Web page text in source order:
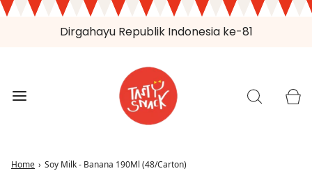
Dirgahayu Republik Indonesia ke-81
Home › Soy Milk - Banana 190Ml (48/Carton)